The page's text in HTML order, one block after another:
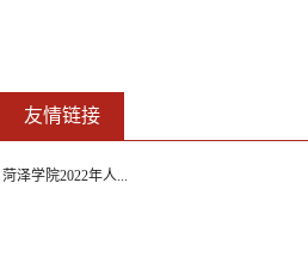
友情链接
菏泽学院2022年人...